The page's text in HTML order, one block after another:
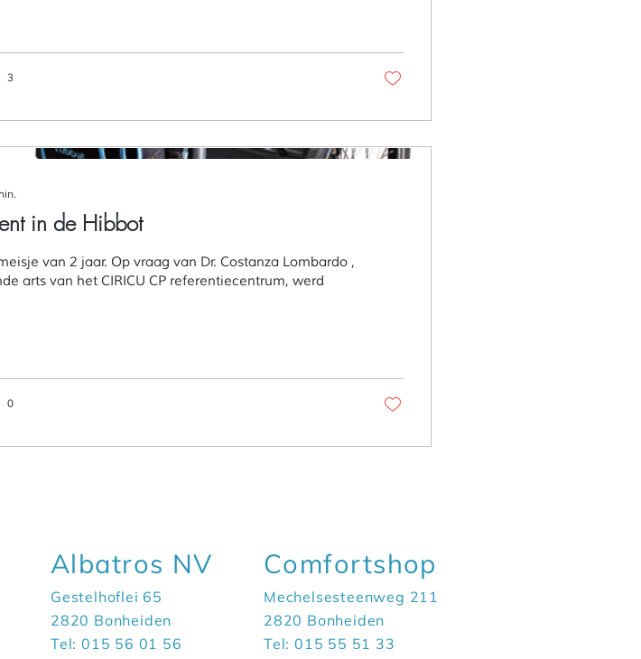
3
in de Hibbot
van 2 jaar. Op vraag van Dr. Costanza Lombardo ,
het CIRICU CP referentiecentrum, werd
0
Albatros NV
Gestelhoflei 65
2820 Bonheiden
Tel: 015 56 01 56
Comfortshop
Mechelsesteenweg 211
2820 Bonheiden
Tel: 015 55 51 33